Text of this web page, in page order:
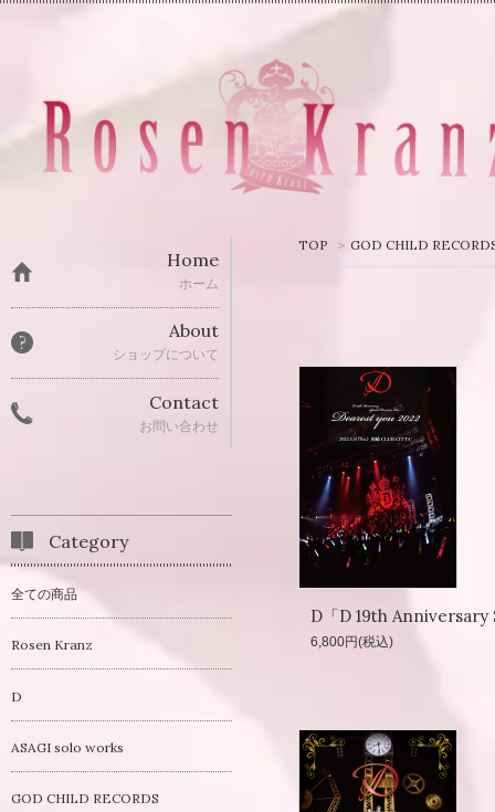
TOP > GOD CHILD
6,800円(税込)
Home
ホーム
About
ショップについて
Contact
お問い合わせ
Category
全ての商品
Rosen Kranz
D
ASAGI solo works
GOD CHILD RECORDS